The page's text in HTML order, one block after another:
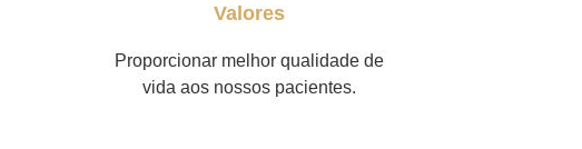
Valores
Proporcionar melhor qualidade de
vida aos nossos pacientes.